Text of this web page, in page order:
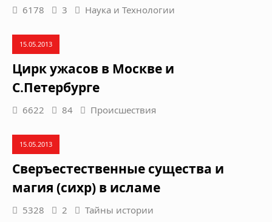
6178 3 Наука и Технологии
15.05.2013
Цирк ужасов в Москве и
С.Петербурге
6622 84 Происшествия
15.05.2013
Сверъестественные существа и
магия (сихр) в исламе
5328 2 Тайны истории